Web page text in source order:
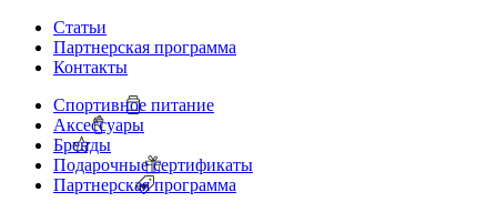
Статьи
Партнерская программа
Контакты
Спортивное питание
Аксессуары
Бренды
Подарочные сертификаты
Партнерская программа